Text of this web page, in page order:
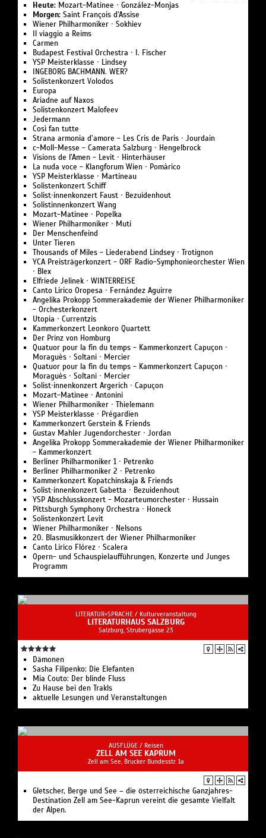
Heute: Mozart-Matinee · González-Monjas
Morgen: Saint François d’Assise
Wiener Philharmoniker · Sokhiev
Il viaggio a Reims
Carmen
Budapest Festival Orchestra · I. Fischer
YSP Meisterklasse · Lindsey
INGEBORG BACHMANN. WER?
Solistenkonzert Volodos
Europa
Ariadne auf Naxos
Solistenkonzert Malofeev
Jedermann
Così fan tutte
Strana armonia d’amore - Les Cris de Paris · Jourdain
c-Moll-Messe - Camerata Salzburg · Hengelbrock
Visions de l’Amen - Levit · Hinterhäuser
La nuda voce - Klangforum Wien · Pomàrico
YSP Meisterklasse · Martineau
Solistenkonzert Schiff
Solist·innenkonzert Faust · Bezuidenhout
Solistinnenkonzert Wang
Mozart-Matinee · Popelka
Wiener Philharmoniker · Muti
Der Menschenfeind
Unter Tieren
Thousands of Miles - Liederabend Lindsey · Trotignon
YCA Preisträgerkonzert - ORF Radio-Symphonieorchester Wien
· Blex
Elfriede Jelinek · WINTERREISE
Canto Lirico Oropesa · Fernández Aguirre
Angelika Prokopp Sommerakademie der Wiener Philharmoniker
- Orchesterkonzert
Utopia · Currentzis
Kammerkonzert Leonkoro Quartett
Der Prinz von Homburg
Quatuor pour la fin du temps - Kammerkonzert Capuçon ·
Moraguès · Soltani · Mercier
Quatuor pour la fin du temps - Kammerkonzert Capuçon ·
Moraguès · Soltani · Mercier
Solist·innenkonzert Argerich · Capuçon
Mozart-Matinee · Antonini
Wiener Philharmoniker · Thielemann
YSP Meisterklasse · Prégardien
Kammerkonzert Gerstein & Friends
Gustav Mahler Jugendorchester · Jordan
Angelika Prokopp Sommerakademie der Wiener Philharmoniker
- Kammerkonzert
Berliner Philharmoniker 1 · Petrenko
Berliner Philharmoniker 2 · Petrenko
Kammerkonzert Kopatchinskaja & Friends
Solist·innenkonzert Gabetta · Bezuidenhout
YSP Abschlusskonzert - Mozarteumorchester · Hussain
Pittsburgh Symphony Orchestra · Honeck
Solistenkonzert Levit
Wiener Philharmoniker · Nelsons
20. Blasmusikkonzert der Wiener Philharmoniker
Canto Lirico Flórez · Scalera
Opern- und Schauspielaufführungen, Konzerte und Junges
Programm
LITERATUR+SPRACHE / Kulturveranstaltung
LITERATURHAUS SALZBURG
Salzburg, Strubergasse 23
Dämonen
Sasha Filipenko: Die Elefanten
Mia Couto: Der blinde Fluss
Zu Hause bei den Trakls
aktuelle Lesungen und Veranstaltungen
AUSFLÜGE / Reisen
ZELL AM SEE KAPRUM
Zell am See, Brucker Bundesstr. 1a
Gletscher, Berge und See – die österreichische Ganzjahres-
Destination Zell am See-Kaprun vereint die gesamte Vielfalt
der Alpen.